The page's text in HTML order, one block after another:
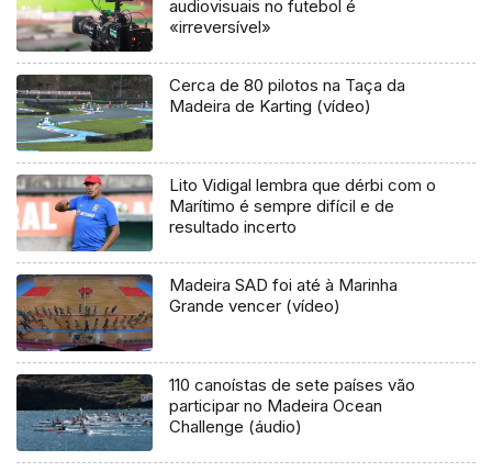
audiovisuais no futebol é
«irreversível»
Cerca de 80 pilotos na Taça da
Madeira de Karting (vídeo)
Lito Vidigal lembra que dérbi com o
Marítimo é sempre difícil e de
resultado incerto
Madeira SAD foi até à Marinha
Grande vencer (vídeo)
110 canoístas de sete países vão
participar no Madeira Ocean
Challenge (áudio)